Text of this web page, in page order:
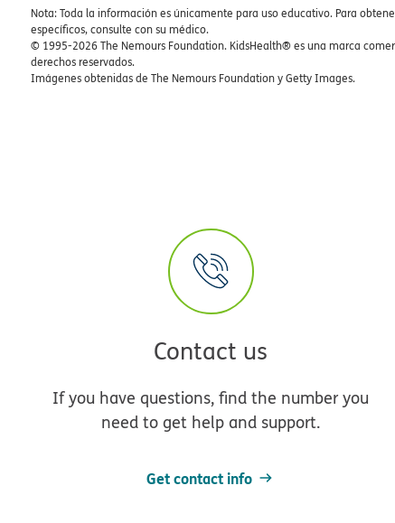
Nota: Toda la información es únicamente para uso educativo. Para
específicos, consulte con su médico.
© 1995-2026 The Nemours Foundation. KidsHealth® es una marca
derechos reservados.
Imágenes obtenidas de The Nemours Foundation y Getty Images.
Contact us
If you have questions, find the number you
need to get help and support.
Get contact info